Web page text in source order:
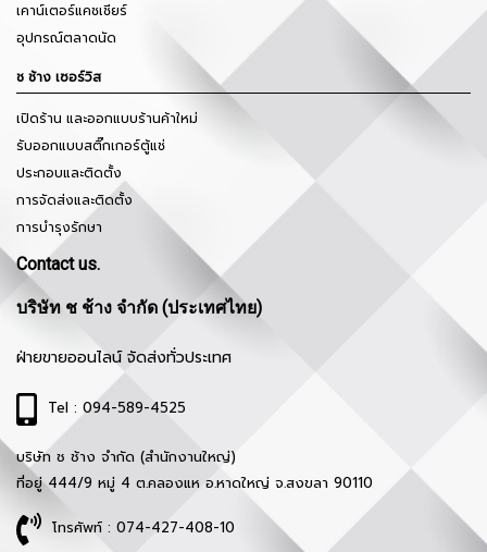
เคาน์เตอร์แคชเชียร์
อุปกรณ์ตลาดนัด
ช ช้าง เซอร์วิส
เปิดร้าน และออกแบบร้านค้าใหม่
รับออกแบบสติ๊กเกอร์ตู้แช่
ประกอบและติดตั้ง
การจัดส่งและติดตั้ง
การบำรุงรักษา
Contact us.
บริษัท ช ช้าง จำกัด (ประเทศไทย)
ฝ่ายขายออนไลน์ จัดส่งทั่วประเทศ
Tel : 094-589-4525
บริษัท ช ช้าง จำกัด (สำนักงานใหญ่)
ที่อยู่ 444/9 หมู่ 4 ต.คลองแห อ.หาดใหญ่ จ.สงขลา 90110
โทรศัพท์ : 074-427-408-10